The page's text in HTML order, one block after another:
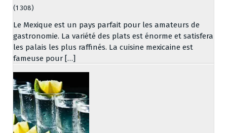
(1 308)
Le Mexique est un pays parfait pour les amateurs de
gastronomie. La variété des plats est énorme et satisfera
les palais les plus raffinés. La cuisine mexicaine est
fameuse pour […]